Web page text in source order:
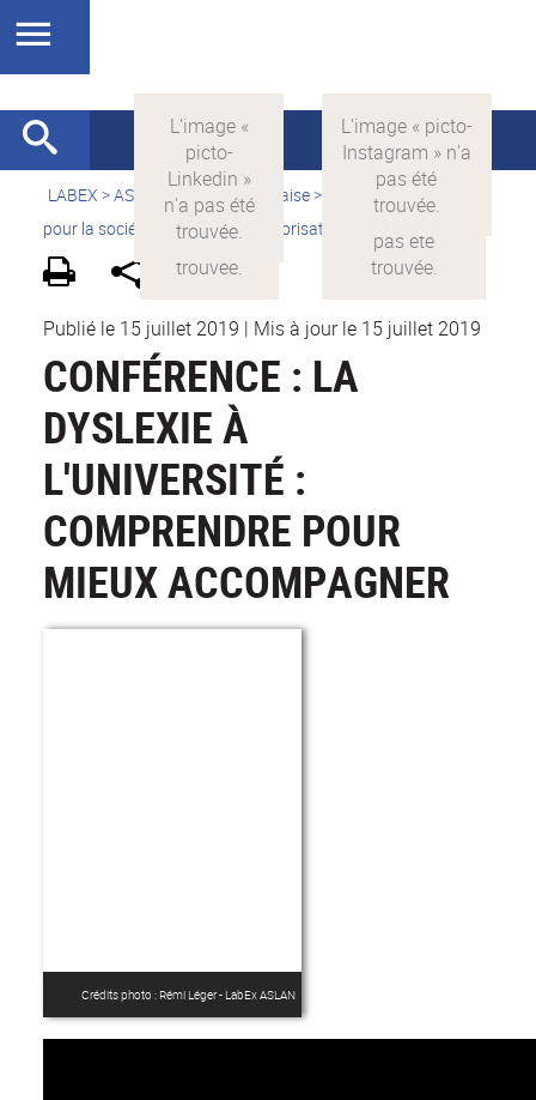
LABEX >ASLAN > Version française>
La science avec et
pour la société
Supports de valorisation
Publié le 15 juillet 2019 | Mis à jour le 15 juillet 2019
CONFÉRENCE : LA
DYSLEXIE À
L'UNIVERSITÉ :
COMPRENDRE POUR
MIEUX ACCOMPAGNER
Crédits photo : Rémi Léger - LabEx ASLAN